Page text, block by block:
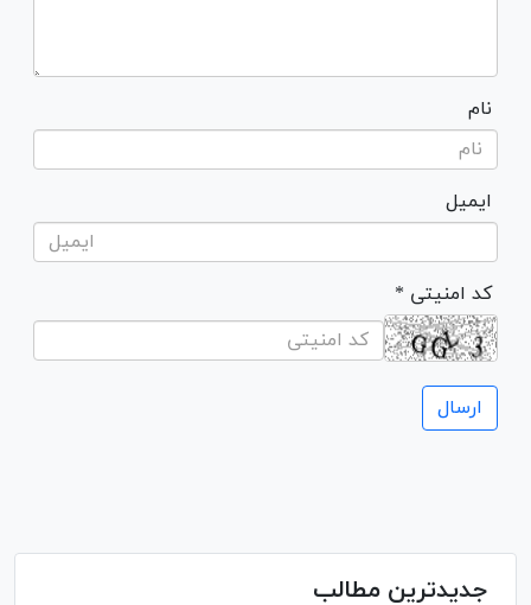
نام
ایمیل
* کد امنیتی
جدیدترین مطالب